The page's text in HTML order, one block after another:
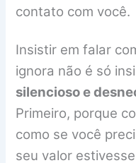
contato com você.
Insistir em falar
ignora não é só
silencioso e
Primeiro, porque
como se você
seu valor